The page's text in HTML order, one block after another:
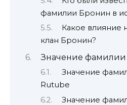
фамилии Бронин в
Какое влияние
клан Бронин?
Значение
Значение
Rutube
Значение